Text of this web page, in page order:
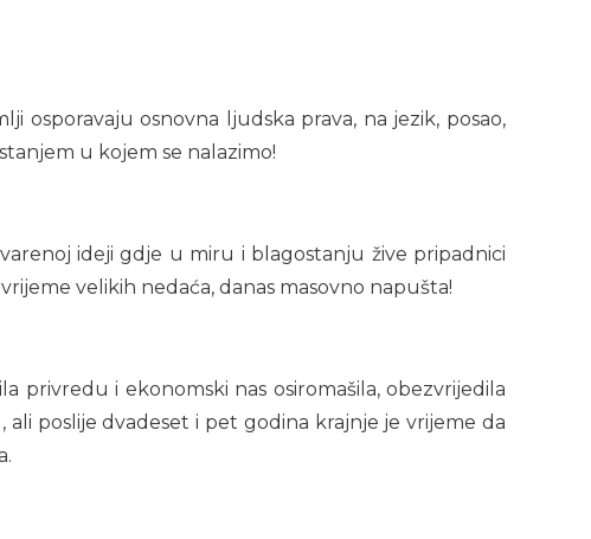
osporavaju osnovna ljudska prava, na jezik, posao,
u kojem se nalazimo!
ideji gdje u miru i blagostanju žive pripadnici
velikih nedaća, danas masovno napušta!
privredu i ekonomski nas osiromašila, obezvrijedila
poslije dvadeset i pet godina krajnje je vrijeme da